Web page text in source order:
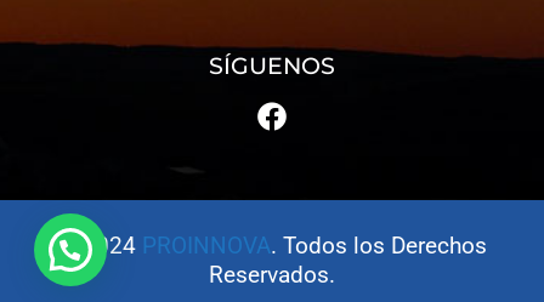
SÍGUENOS
© 2024 PROINNOVA. Todos los Derechos
Reservados.